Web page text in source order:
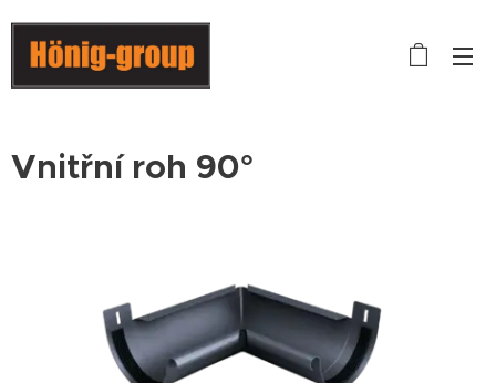
Vnitřní roh 90°